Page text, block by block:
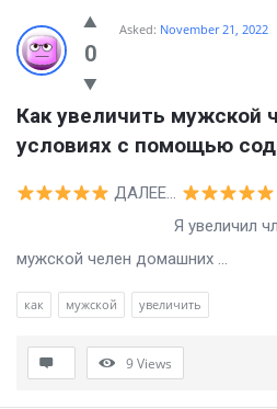
0
Asked: November 21, 2022
Как увеличить мужской
условиях с помощью
ДАЛЕЕ…
Я увеличил член!
мужской челен домашних ...
как мужской увеличить
9Views